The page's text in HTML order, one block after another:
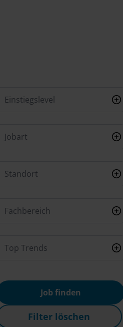
Einstiegslevel
Jobart
Standort
Fachbereich
Top Trends
Job finden
Filter löschen